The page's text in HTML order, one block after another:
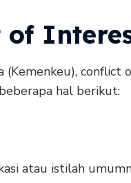
of
(Kemenkeu), conflict
hal berikut:
atau istilah